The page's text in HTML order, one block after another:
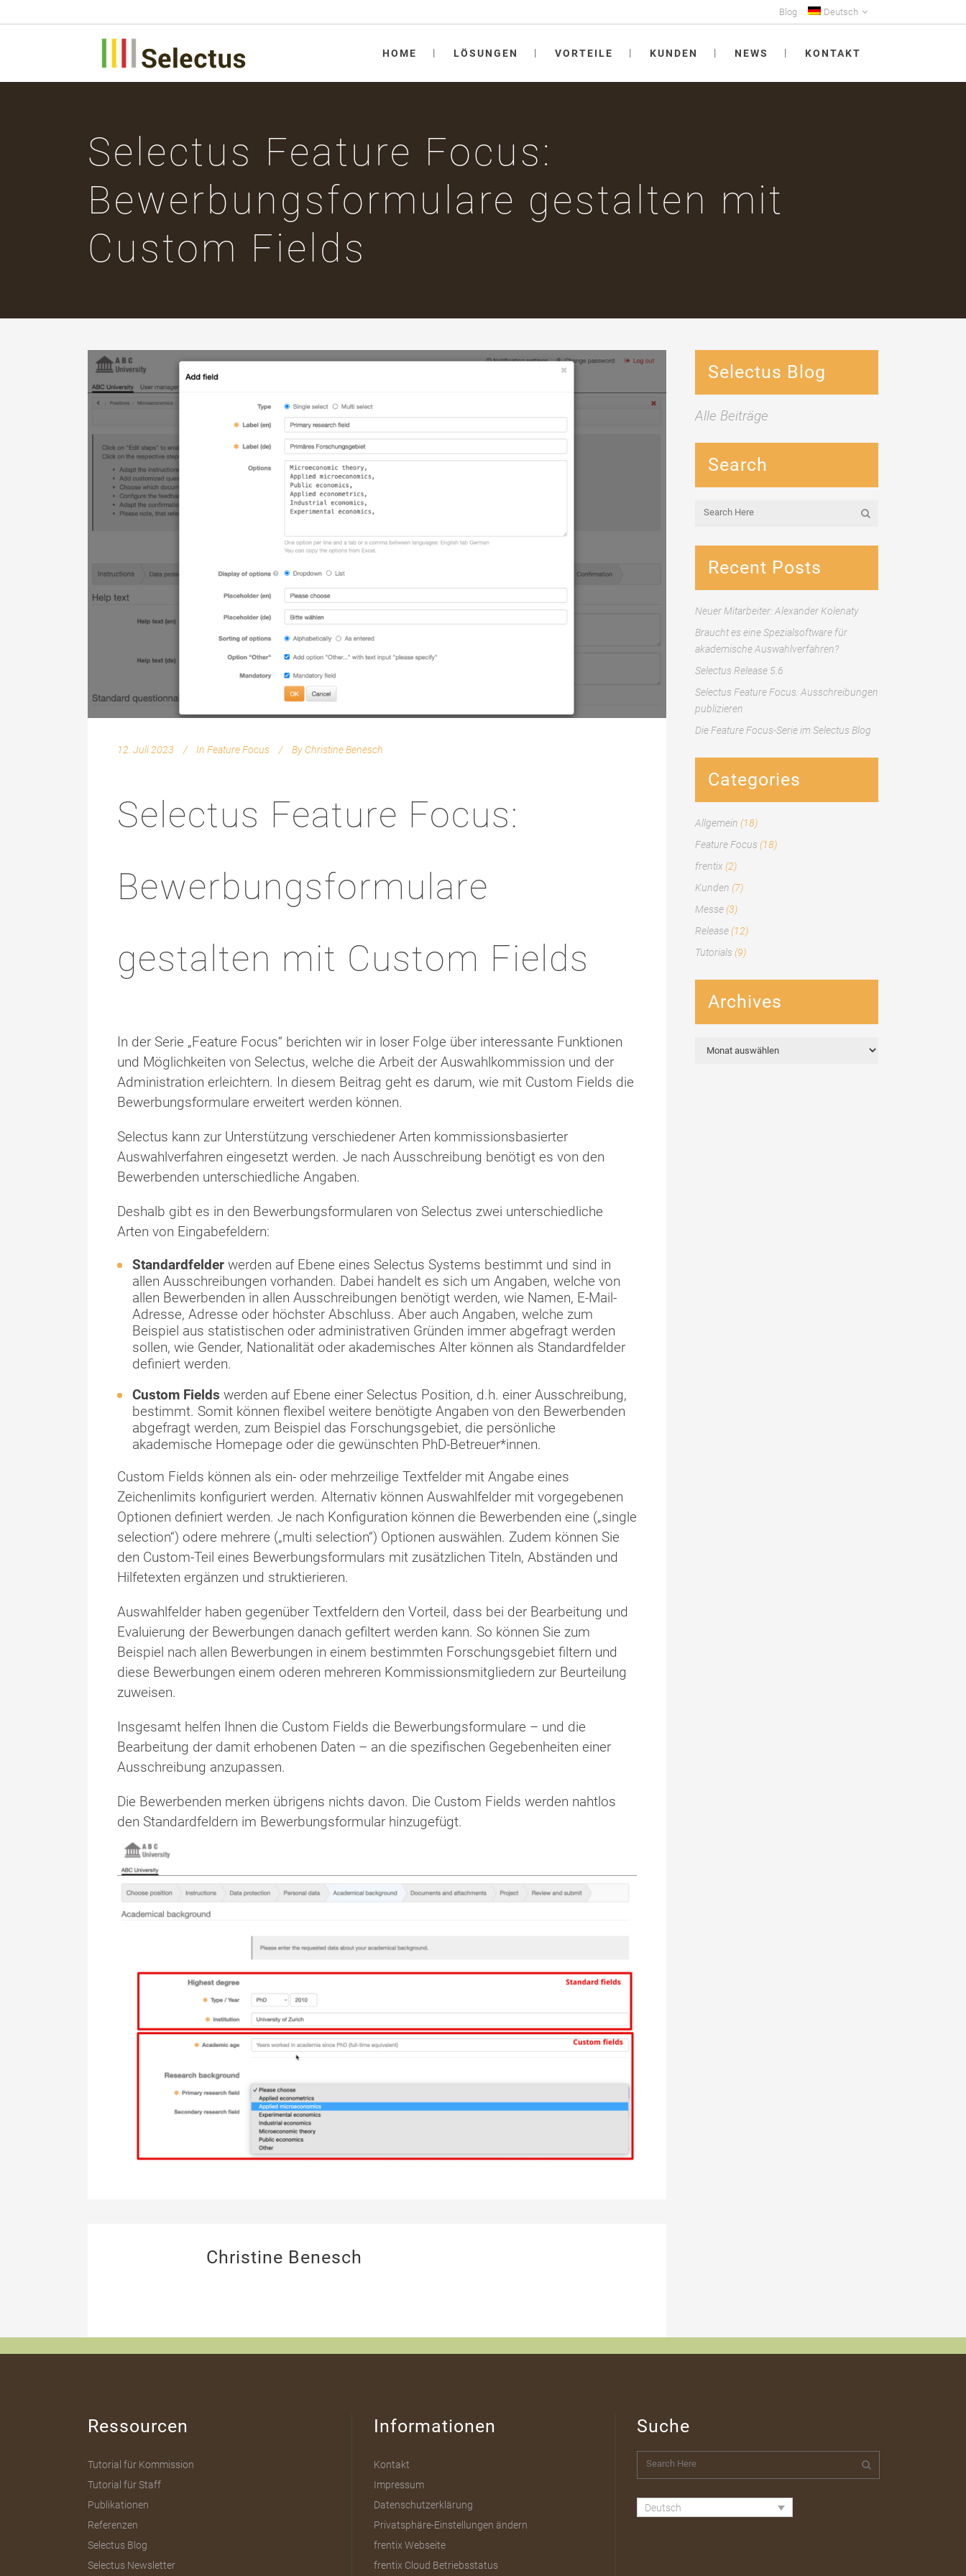
Blog Deutsch
HOME LÖSUNGEN VORTEILE KUNDEN NEWS KONTAKT
Selectus Feature Focus:
Bewerbungsformulare gestalten mit
Custom Fields
12. Juli 2023 In Feature Focus By Christine Benesch
Selectus Feature Focus:
Bewerbungsformulare
gestalten mit Custom Fields
In der Serie „Feature Focus“ berichten wir in loser Folge über interessante Funktionen
und Möglichkeiten von Selectus, welche die Arbeit der Auswahlkommission und der
Administration erleichtern. In diesem Beitrag geht es darum, wie mit Custom Fields die
Bewerbungsformulare erweitert werden können.
Selectus kann zur Unterstützung verschiedener Arten kommissionsbasierter
Auswahlverfahren eingesetzt werden. Je nach Ausschreibung benötigt es von den
Bewerbenden unterschiedliche Angaben.
Deshalb gibt es in den Bewerbungsformularen von Selectus zwei unterschiedliche
Arten von Eingabefeldern:
Standardfelder werden auf Ebene eines Selectus Systems bestimmt und sind in
allen Ausschreibungen vorhanden. Dabei handelt es sich um Angaben, welche von
allen Bewerbenden in allen Ausschreibungen benötigt werden, wie Namen, E-Mail-
Adresse, Adresse oder höchster Abschluss. Aber auch Angaben, welche zum
Beispiel aus statistischen oder administrativen Gründen immer abgefragt werden
sollen, wie Gender, Nationalität oder akademisches Alter können als Standardfelder
definiert werden.
Custom Fields werden auf Ebene einer Selectus Position, d.h. einer Ausschreibung,
bestimmt. Somit können flexibel weitere benötigte Angaben von den Bewerbenden
abgefragt werden, zum Beispiel das Forschungsgebiet, die persönliche
akademische Homepage oder die gewünschten PhD-Betreuer*innen.
Custom Fields können als ein- oder mehrzeilige Textfelder mit Angabe eines
Zeichenlimits konfiguriert werden. Alternativ können Auswahlfelder mit vorgegebenen
Optionen definiert werden. Je nach Konfiguration können die Bewerbenden eine („single
selection“) odere mehrere („multi selection“) Optionen auswählen. Zudem können Sie
den Custom-Teil eines Bewerbungsformulars mit zusätzlichen Titeln, Abständen und
Hilfetexten ergänzen und struktierieren.
Auswahlfelder haben gegenüber Textfeldern den Vorteil, dass bei der Bearbeitung und
Evaluierung der Bewerbungen danach gefiltert werden kann. So können Sie zum
Beispiel nach allen Bewerbungen in einem bestimmten Forschungsgebiet filtern und
diese Bewerbungen einem oderen mehreren Kommissionsmitgliedern zur Beurteilung
zuweisen.
Insgesamt helfen Ihnen die Custom Fields die Bewerbungsformulare – und die
Bearbeitung der damit erhobenen Daten – an die spezifischen Gegebenheiten einer
Ausschreibung anzupassen.
Die Bewerbenden merken übrigens nichts davon. Die Custom Fields werden nahtlos
den Standardfeldern im Bewerbungsformular hinzugefügt.
Christine Benesch
Selectus Blog
Alle Beiträge
Search
Recent Posts
Neuer Mitarbeiter: Alexander Kolenaty
Braucht es eine Spezialsoftware für
akademische Auswahlverfahren?
Selectus Release 5.6
Selectus Feature Focus: Ausschreibungen
publizieren
Die Feature Focus-Serie im Selectus Blog
Categories
Allgemein (18)
Feature Focus (18)
frentix(2)
Kunden (7)
Messe(3)
Release(12)
Tutorials (9)
Archives
Archives
Ressourcen
Tutorial für Kommission
Tutorial für Staff
Publikationen
Referenzen
Selectus Blog
Selectus Newsletter
Informationen
Kontakt
Impressum
Datenschutzerklärung
Privatsphäre-Einstellungen ändern
frentix Webseite
frentix Cloud Betriebsstatus
Suche
Deutsch